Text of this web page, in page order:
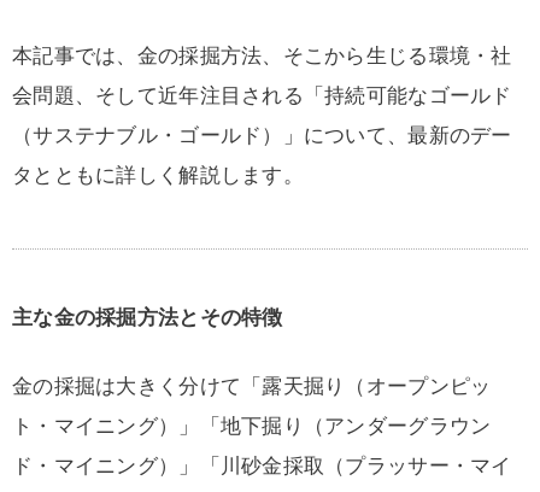
本記事では、金の採掘方法、そこから生じる環境・社
会問題、そして近年注目される「持続可能なゴールド
（サステナブル・ゴールド）」について、最新のデー
タとともに詳しく解説します。
主な金の採掘方法とその特徴
金の採掘は大きく分けて「露天掘り（オープンピッ
ト・マイニング）」「地下掘り（アンダーグラウン
ド・マイニング）」「川砂金採取（プラッサー・マイ